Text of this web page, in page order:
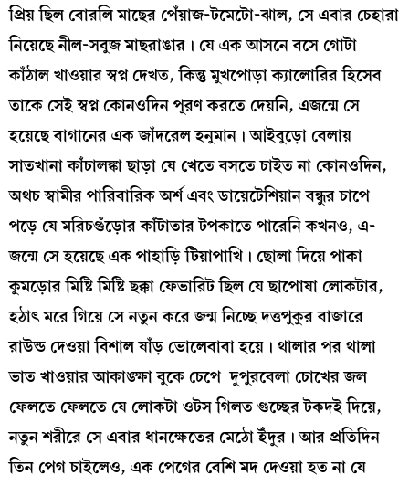
প্রিয় ছিল বোরলি মাছের পেঁয়াজ-টমেটো-ঝাল, সে এবার চেহারা
নিয়েছে নীল-সবুজ মাছরাঙার। যে এক আসনে বসে গোটা
কাঁঠাল খাওয়ার স্বপ্ন দেখত, কিন্তু মুখপোড়া ক্যালোরির হিসেব
তাকে সেই স্বপ্ন কোনওদিন পূরণ করতে দেয়নি, এজন্মে সে
হয়েছে বাগানের এক জাঁদরেল হনুমান। আইবুড়ো বেলায়
সাতখানা কাঁচালঙ্কা ছাড়া যে খেতে বসতে চাইত না কোনওদিন,
অথচ স্বামীর পারিবারিক অর্শ এবং ডায়েটেশিয়ান বন্ধুর চাপে
পড়ে যে মরিচগুঁড়োর কাঁটাতার টপকাতে পারেনি কখনও, এ-
জন্মে সে হয়েছে এক পাহাড়ি টিয়াপাখি। ছোলা দিয়ে পাকা
কুমড়োর মিষ্টি মিষ্টি ছক্কা ফেভারিট ছিল যে ছাপোষা লোকটার,
হঠাৎ মরে গিয়ে সে নতুন করে জন্ম নিচ্ছে দত্তপুকুর বাজারে
রাউন্ড দেওয়া বিশাল ষাঁড় ভোলেবাবা হয়ে। থালার পর থালা
ভাত খাওয়ার আকাঙ্ক্ষা বুকে চেপে দুপুরবেলা চোখের জল
ফেলতে ফেলতে যে লোকটা ওটস গিলত গুচ্ছের টকদই দিয়ে,
নতুন শরীরে সে এবার ধানক্ষেতের মেঠো ইঁদুর। আর প্রতিদিন
তিন পেগ চাইলেও, এক পেগের বেশি মদ দেওয়া হত না যে